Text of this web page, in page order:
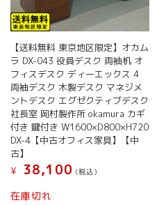
【送料無料 東京地区限定】オカム
ラ DX-043 役員デスク 両袖机 オ
フィスデスク ディーエックス 4
両袖デスク 木製デスク マネジメ
ントデスク エグゼクティブデスク
社長室 岡村製作所 okamura カギ
付き 鍵付き W1600×D800×H720
DX-4【中古オフィス家具】【中
古】
¥
38,100 (税込）
在庫切れ